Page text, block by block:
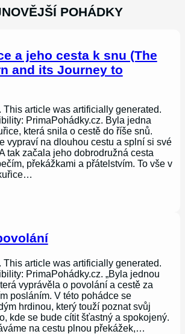
POHÁDKY
a jeho cesta k snu (The
and its Journey to
This article was artificially generated.
PrimaPohádky.cz. Byla jedna
která snila o cestě do říše snů.
vypraví na dlouhou cestu a splní si své
tak začala jeho dobrodružná cesta
překážkami a přátelstvím. To vše v
This article was artificially generated.
PrimaPohádky.cz. „Byla jednou
vyprávěla o povolání a cestě za
posláním. V této pohádce se
hrdinou, který touží poznat svůj
kde se bude cítit šťastný a spokojený.
na cestu plnou překážek,…